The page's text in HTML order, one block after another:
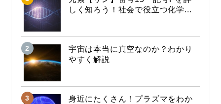
しく知ろう！社会で役立つ化学...
宇宙は本当に真空なのか？わかり
やすく解説
身近にたくさん！プラズマをわか